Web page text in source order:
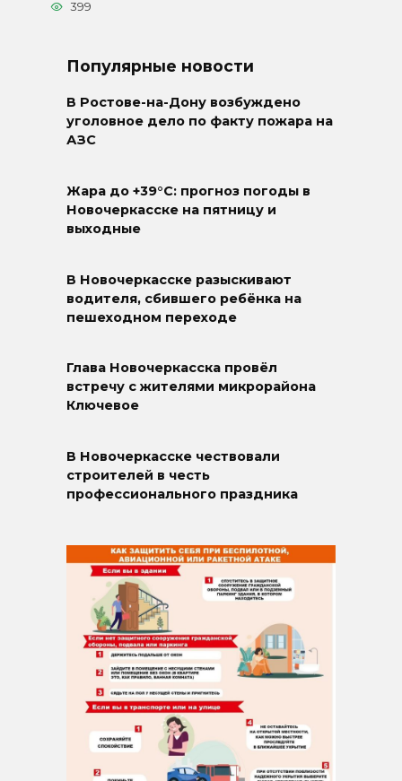
399
Популярные новости
В Ростове-на-Дону возбуждено
уголовное дело по факту пожара на
АЗС
Жара до +39°C: прогноз погоды в
Новочеркасске на пятницу и
выходные
В Новочеркасске разыскивают
водителя, сбившего ребёнка на
пешеходном переходе
Глава Новочеркасска провёл
встречу с жителями микрорайона
Ключевое
В Новочеркасске чествовали
строителей в честь
профессионального праздника